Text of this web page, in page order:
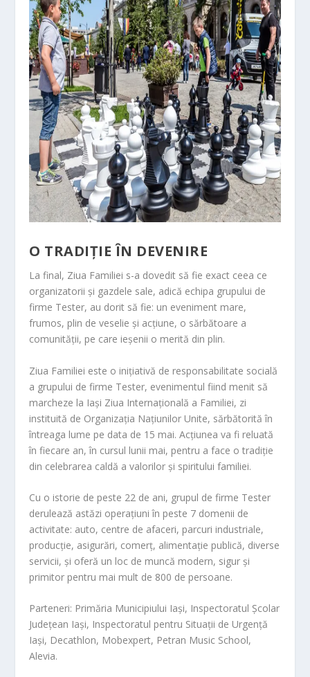
O TRADIȚIE ÎN DEVENIRE
La final, Ziua Familiei s-a dovedit să fie exact ceea ce
organizatorii și gazdele sale, adică echipa grupului de
firme Tester, au dorit să fie: un eveniment mare,
frumos, plin de veselie și acțiune, o sărbătoare a
comunității, pe care ieșenii o merită din plin.
Ziua Familiei este o inițiativă de responsabilitate socială
a grupului de firme Tester, evenimentul fiind menit să
marcheze la Iași Ziua Internațională a Familiei, zi
instituită de Organizația Națiunilor Unite, sărbătorită în
întreaga lume pe data de 15 mai. Acțiunea va fi reluată
în fiecare an, în cursul lunii mai, pentru a face o tradiție
din celebrarea caldă a valorilor și spiritului familiei.
Cu o istorie de peste 22 de ani, grupul de firme Tester
derulează astăzi operațiuni în peste 7 domenii de
activitate: auto, centre de afaceri, parcuri industriale,
producție, asigurări, comerț, alimentație publică, diverse
servicii, și oferă un loc de muncă modern, sigur și
primitor pentru mai mult de 800 de persoane.
Parteneri: Primăria Municipiului Iași, Inspectoratul Școlar
Județean Iași, Inspectoratul pentru Situații de Urgență
Iași, Decathlon, Mobexpert, Petran Music School,
Alevia.